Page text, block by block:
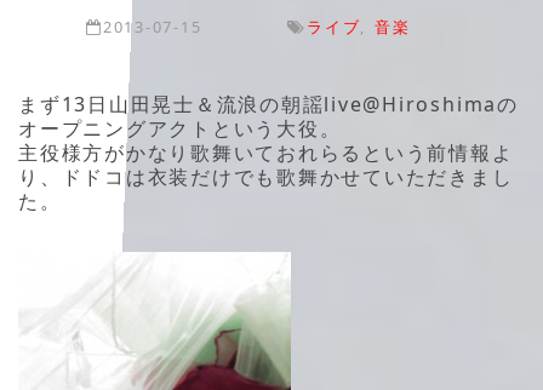
2013-07-15 ライブ, 音楽
まず13日山田晃士＆流浪の朝謡live@Hiroshimaの
オープニングアクトという大役。
主役様方がかなり歌舞いておれらるという前情報よ
り、ドドコは衣装だけでも歌舞かせていただきまし
た。